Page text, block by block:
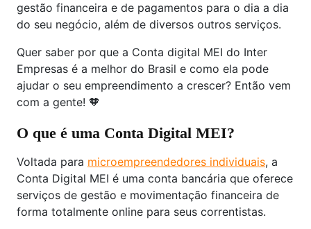
gestão financeira e de pagamentos para o dia a dia
do seu negócio, além de diversos outros serviços.
Quer saber por que a Conta digital MEI do Inter
Empresas é a melhor do Brasil e como ela pode
ajudar o seu empreendimento a crescer? Então vem
com a gente! 🧡
O que é uma Conta Digital MEI?
Voltada para microempreendedores individuais, a
Conta Digital MEI é uma conta bancária que oferece
serviços de gestão e movimentação financeira de
forma totalmente online para seus correntistas.